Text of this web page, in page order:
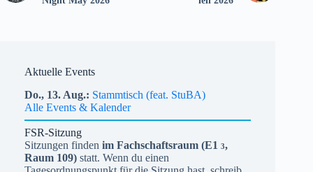
Aktuelle Events
Do., 13. Aug. Stammtisch (feat. StuBA)
Alle Events & Kalender
FSR-Sitzung
Sitzungen finden im Fachschaftsraum (E1 3,
Raum 109) statt. Wenn du einen